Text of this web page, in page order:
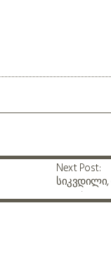
Next Post: